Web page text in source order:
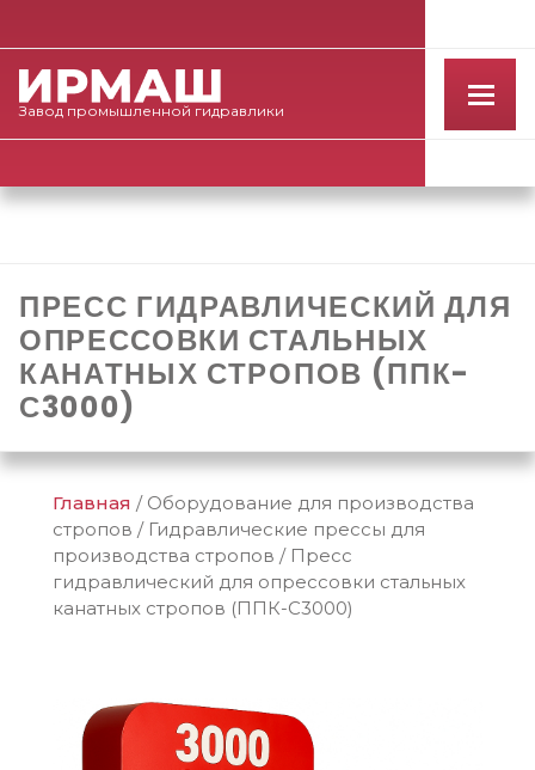
Завод промышленной гидравлики
ПРЕСС ГИДРАВЛИЧЕСКИЙ ДЛЯ
ОПРЕССОВКИ СТАЛЬНЫХ
КАНАТНЫХ СТРОПОВ (ППК-
С3000)
Главная / Оборудование для производства
стропов / Гидравлические прессы для
производства стропов / Пресс
гидравлический для опрессовки стальных
канатных стропов (ППК-С3000)